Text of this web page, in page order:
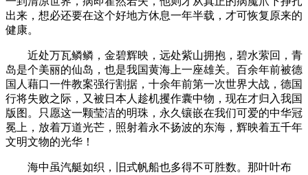
出来，想必还要在这个好地方休息一年半载，才可恢复原来的
健康。
近处万瓦鳞鳞，金碧辉映，远处紫山拥抱，碧水萦回，青
岛是个美丽的仙岛，也是我国黄海上一座雄关。百余年前被德
国人藉口一件教案强行割据，十余年前第一次世界大战，德国
行将失败之际，又被日本人趁机攫作囊中物，现在才归入我国
版图。只愿这一颗莹洁的明珠，永久镶嵌在我们可爱的中华冠
冕上，放着万道光芒，照射着永不扬波的东海，辉映着五千年
文明文物的光华！
海中虽汽艇如织，旧式帆船也多得不可胜数。那叶叶布